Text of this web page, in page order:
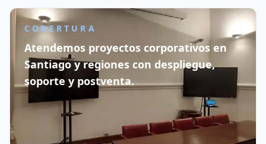
COBERTURA
Atendemos proyectos corporativos en
Santiago y regiones con despliegue,
soporte y postventa.